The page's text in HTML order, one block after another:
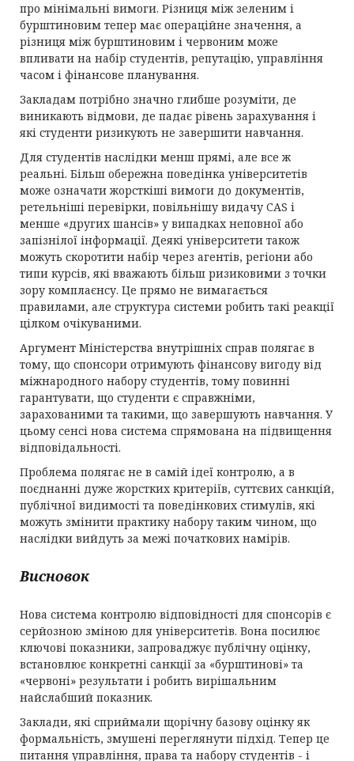
про мінімальні вимоги. Різниця між зеленим і
бурштиновим тепер має операційне значення, а
різниця між бурштиновим і червоним може
впливати на набір студентів, репутацію, управління
часом і фінансове планування.
Закладам потрібно значно глибше розуміти, де
виникають відмови, де падає рівень зарахування і
які студенти ризикують не завершити навчання.
Для студентів наслідки менш прямі, але все ж
реальні. Більш обережна поведінка університетів
може означати жорсткіші вимоги до документів,
ретельніші перевірки, повільнішу видачу CAS і
менше «других шансів» у випадках неповної або
запізнілої інформації. Деякі університети також
можуть скоротити набір через агентів, регіони або
типи курсів, які вважають більш ризиковими з точки
зору комплаєнсу. Це прямо не вимагається
правилами, але структура системи робить такі реакції
цілком очікуваними.
Аргумент Міністерства внутрішніх справ полягає в
тому, що спонсори отримують фінансову вигоду від
міжнародного набору студентів, тому повинні
гарантувати, що студенти є справжніми,
зарахованими та такими, що завершують навчання. У
цьому сенсі нова система спрямована на підвищення
відповідальності.
Проблема полягає не в самій ідеї контролю, а в
поєднанні дуже жорстких критеріїв, суттєвих санкцій,
публічної видимості та поведінкових стимулів, які
можуть змінити практику набору таким чином, що
наслідки вийдуть за межі початкових намірів.
Висновок
Нова система контролю відповідності для спонсорів є
серйозною зміною для університетів. Вона посилює
ключові показники, запроваджує публічну оцінку,
встановлює конкретні санкції за «бурштинові» та
«червоні» результати і робить вирішальним
найслабший показник.
Заклади, які сприймали щорічну базову оцінку як
формальність, змушені переглянути підхід. Тепер це
питання управління, права та набору студентів - і